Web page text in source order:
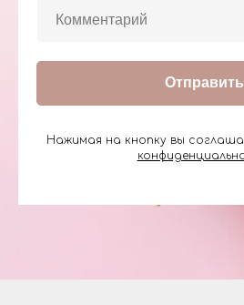
Отправить
Нажимая на кнопку вы